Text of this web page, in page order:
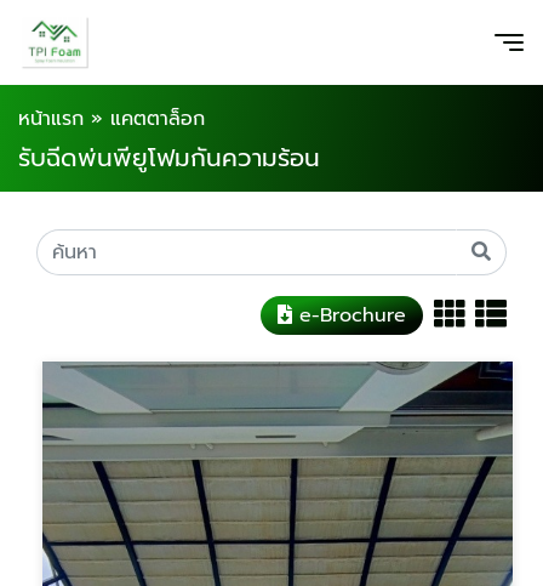
หน้าแรก » แคตตาล็อก
รับฉีดพ่นพียูโฟมกันความร้อน
e-Brochure